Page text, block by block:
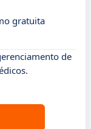
gratuita
de